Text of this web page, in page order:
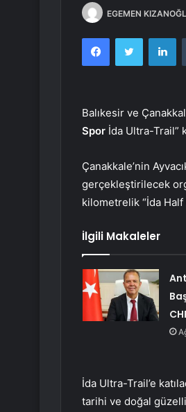
EGEMEN
FacebookTwitter
Balıkesir ve
Spor İda Ultra-Trail”
Çanakkale’nin
gerçekleştirilecek
kilometrelik “İda Half
İlgili Makaleler
İda Ultra-Trail’e
tarihi ve doğal